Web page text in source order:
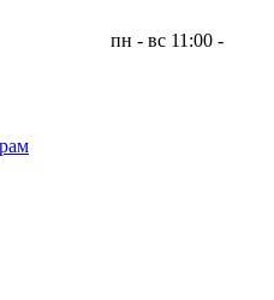
пн - вс 11:00 -